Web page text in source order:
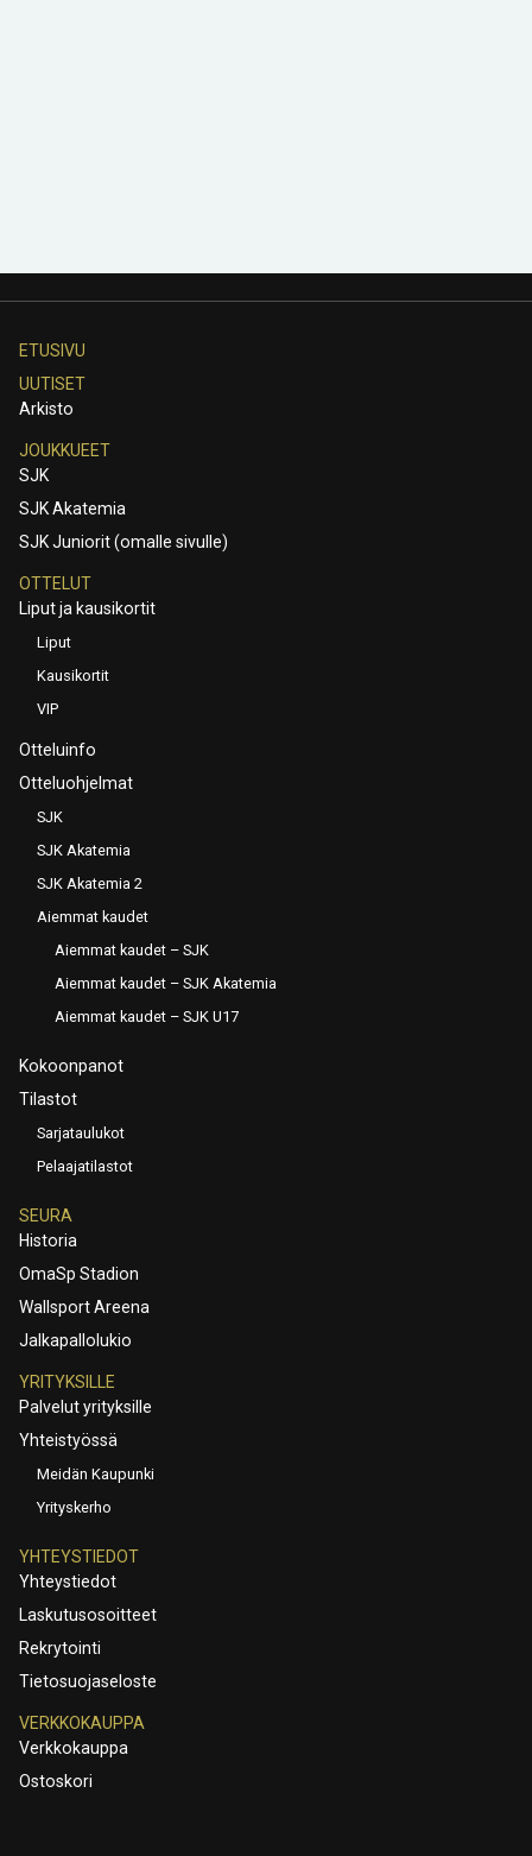
ETUSIVU
UUTISET
Arkisto
JOUKKUEET
SJK
SJK Akatemia
SJK Juniorit (omalle sivulle)
OTTELUT
Liput ja kausikortit
Liput
Kausikortit
VIP
Otteluinfo
Otteluohjelmat
SJK
SJK Akatemia
SJK Akatemia 2
Aiemmat kaudet
Aiemmat kaudet – SJK
Aiemmat kaudet – SJK Akatemia
Aiemmat kaudet – SJK U17
Kokoonpanot
Tilastot
Sarjataulukot
Pelaajatilastot
SEURA
Historia
OmaSp Stadion
Wallsport Areena
Jalkapallolukio
YRITYKSILLE
Palvelut yrityksille
Yhteistyössä
Meidän Kaupunki
Yrityskerho
YHTEYSTIEDOT
Yhteystiedot
Laskutusosoitteet
Rekrytointi
Tietosuojaseloste
VERKKOKAUPPA
Verkkokauppa
Ostoskori